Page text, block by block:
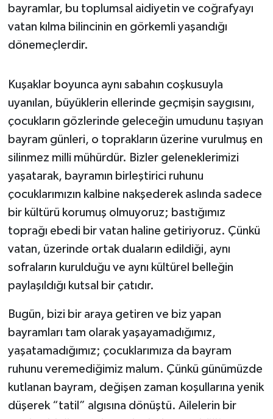
bayramlar, bu toplumsal aidiyetin ve coğrafyayı
vatan kılma bilincinin en görkemli yaşandığı
dönemeçlerdir.
Kuşaklar boyunca aynı sabahın coşkusuyla
uyanılan, büyüklerin ellerinde geçmişin saygısını,
çocukların gözlerinde geleceğin umudunu taşıyan
bayram günleri, o toprakların üzerine vurulmuş en
silinmez milli mühürdür. Bizler geleneklerimizi
yaşatarak, bayramın birleştirici ruhunu
çocuklarımızın kalbine nakşederek aslında sadece
bir kültürü korumuş olmuyoruz; bastığımız
toprağı ebedi bir vatan haline getiriyoruz. Çünkü
vatan, üzerinde ortak duaların edildiği, aynı
sofraların kurulduğu ve aynı kültürel belleğin
paylaşıldığı kutsal bir çatıdır.
Bugün, bizi bir araya getiren ve biz yapan
bayramları tam olarak yaşayamadığımız,
yaşatamadığımız; çocuklarımıza da bayram
ruhunu veremediğimiz malum. Çünkü günümüzde
kutlanan bayram, değişen zaman koşullarına yenik
düşerek “tatil” algısına dönüştü. Ailelerin bir